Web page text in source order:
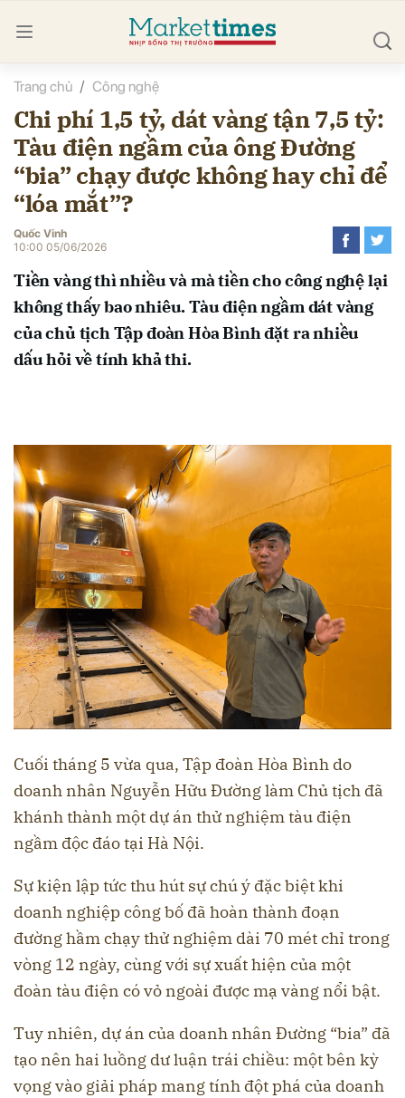
Trang chủ Công nghệ
Chi phí 1,5 tỷ, dát vàng tận 7,5 tỷ:
Tàu điện ngầm của ông Đường
“bia” chạy được không hay chỉ để
“lóa mắt”?
Quốc Vinh
10:00 05/06/2026
Tiền vàng thì nhiều và mà tiền cho công nghệ lại
không thấy bao nhiêu. Tàu điện ngầm dát vàng
của chủ tịch Tập đoàn Hòa Bình đặt ra nhiều
dấu hỏi về tính khả thi.
Cuối tháng 5 vừa qua, Tập đoàn Hòa Bình do
doanh nhân Nguyễn Hữu Đường làm Chủ tịch đã
khánh thành một dự án thử nghiệm tàu điện
ngầm độc đáo tại Hà Nội.
Sự kiện lập tức thu hút sự chú ý đặc biệt khi
doanh nghiệp công bố đã hoàn thành đoạn
đường hầm chạy thử nghiệm dài 70 mét chỉ trong
vòng 12 ngày, cùng với sự xuất hiện của một
đoàn tàu điện có vỏ ngoài được mạ vàng nổi bật.
Tuy nhiên, dự án của doanh nhân Đường “bia” đã
tạo nên hai luồng dư luận trái chiều: một bên kỳ
vọng vào giải pháp mang tính đột phá của doanh
luận